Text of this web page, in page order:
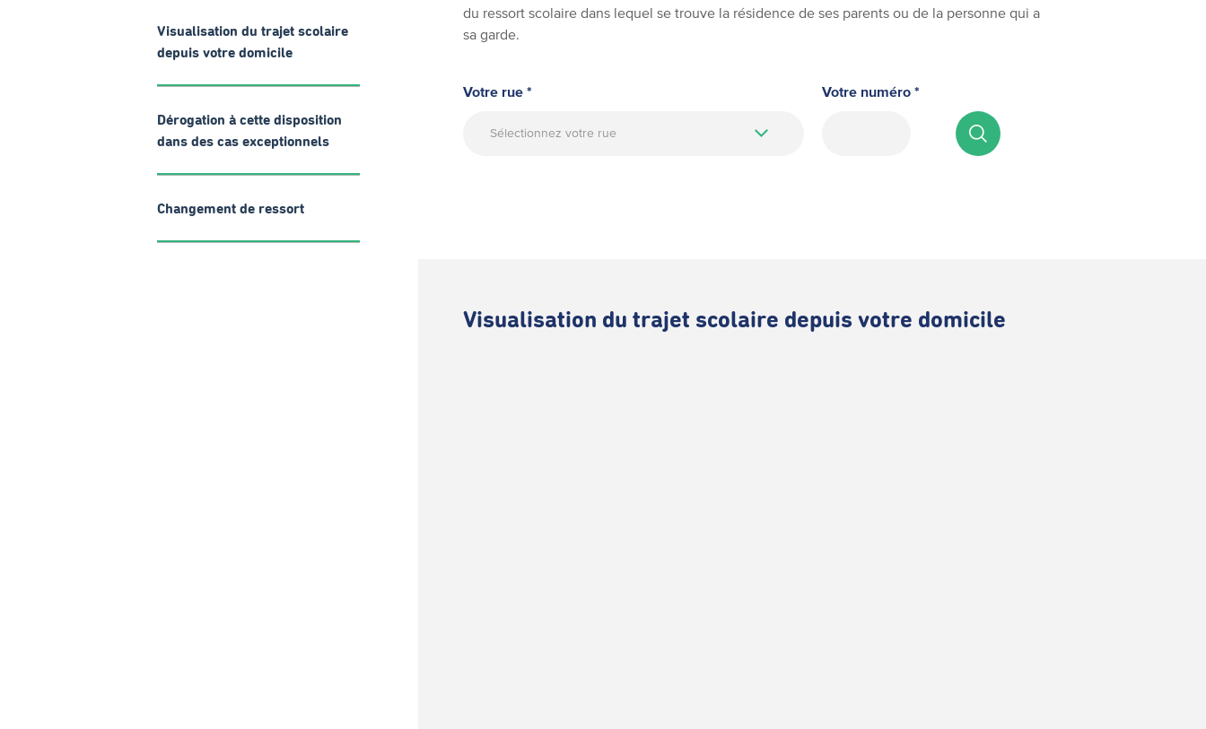
Visualisation du trajet scolaire
depuis votre domicile
Dérogation à cette disposition
dans des cas exceptionnels
Changement de ressort
du ressort scolaire dans lequel se trouve la résidence de ses parents ou de la personne qui a
sa garde.
Votre rue *
Sélectionnez votre rue
Votre numéro *
Visualisation du trajet scolaire depuis votre domicile